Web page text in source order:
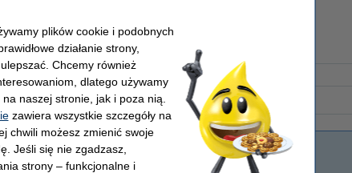
plików cookie i podobnych
działanie strony,
Chcemy również
dlatego używamy
naszej stronie, jak i poza nią.
zawiera wszystkie szczegóły na
chwili możesz zmienić swoje
Jeśli się nie zgadzasz,
strony – funkcjonalne i